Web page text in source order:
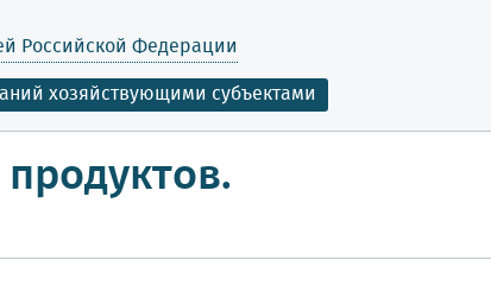
Российской Федерации
хозяйствующими субъектами